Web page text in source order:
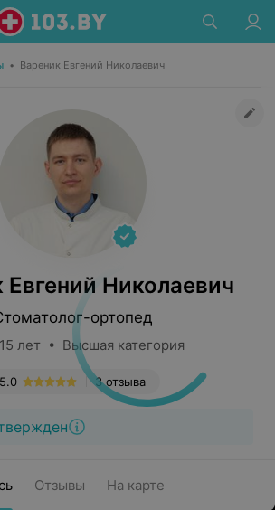
• Вареник Евгений Николаевич
Евгений Николаевич
ортопед
лет • Высшая категория
3 отзыва
5.0
Отзывы На карте